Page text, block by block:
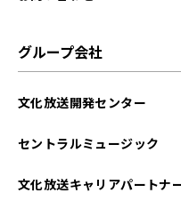
2025年01月
グループ会社
文化放送開発センター
セントラルミュージック
文化放送キャリアパートナ